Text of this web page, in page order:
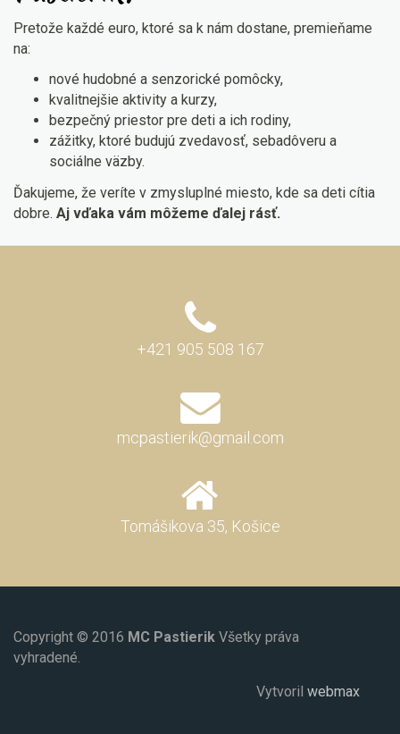
Pretože každé euro, ktoré sa k nám dostane, premieňame
na:
nové hudobné a senzorické pomôcky,
kvalitnejšie aktivity a kurzy,
bezpečný priestor pre deti a ich rodiny,
zážitky, ktoré budujú zvedavosť, sebadôveru a
sociálne väzby.
Ďakujeme, že veríte v zmysluplné miesto, kde sa deti cítia
dobre. Aj vďaka vám môžeme ďalej rásť.
+421 905 508 167
mcpastierik@gmail.com
Tomášikova 35, Košice
Copyright © 2016 MC Pastierik Všetky práva
vyhradené.
Vytvoril webmax